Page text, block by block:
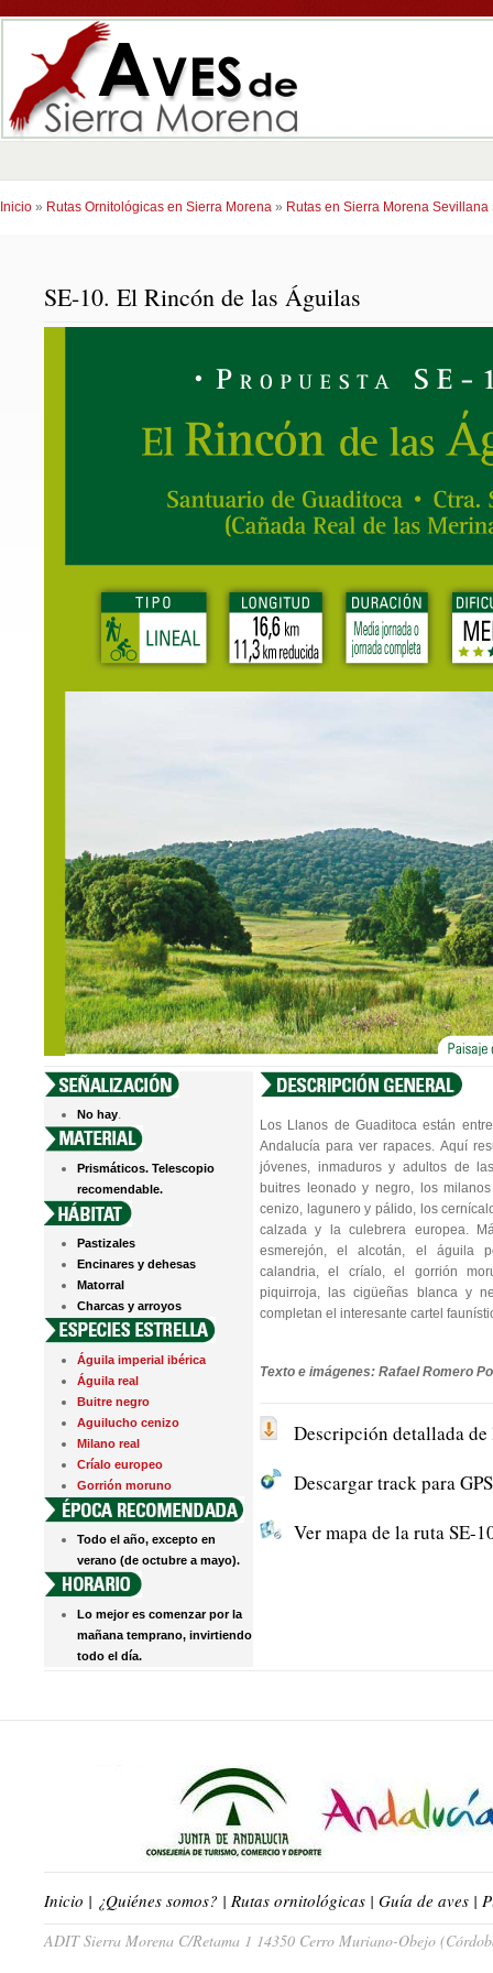
Inicio » Rutas Ornitológicas en Sierra Morena » Rutas en Sierra Morena Sevillana
SE-10. El Rincón de las Águilas
No hay.
Prismáticos. Telescopio
recomendable.
Pastizales
Encinares y dehesas
Matorral
Charcas y arroyos
Águila imperial ibérica
Águila real
Buitre negro
Aguilucho cenizo
Milano real
Críalo europeo
Gorrión moruno
Todo el año, excepto en
verano (de octubre a mayo).
Lo mejor es comenzar por la
mañana temprano, invirtiendo
todo el día.
Los Llanos de Guaditoca están
Andalucía para ver rapaces. Aquí
jóvenes, inmaduros y adultos de
buitres leonado y negro, los
cenizo, lagunero y pálido, los
calzada y la culebrera europea.
esmerejón, el alcotán, el águila
calandria, el críalo, el gorrión
piquirroja, las cigüeñas blanca y
completan el interesante cartel
Texto e imágenes: Rafael Romero
Descripción detallada de
Descargar track para
Ver mapa de la ruta SE-
Inicio | ¿Quiénes somos? | Rutas ornitológicas | Guía de aves |
ADIT Sierra Morena C/Retama 1 14350 Cerro Muriano-Obejo